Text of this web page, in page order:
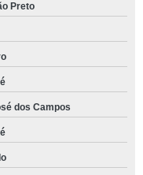
Preto
dos Campos